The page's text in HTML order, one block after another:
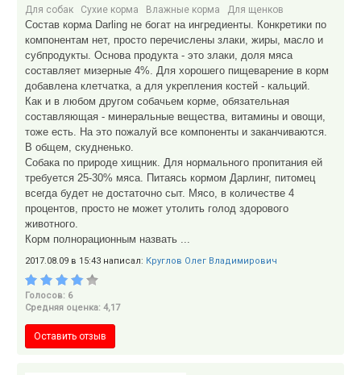
Для собак Сухие корма Влажные корма Для щенков
Состав корма Darling не богат на ингредиенты. Конкретики по
компонентам нет, просто перечислены злаки, жиры, масло и
субпродукты. Основа продукта - это злаки, доля мяса
составляет мизерные 4%. Для хорошего пищеварение в корм
добавлена клетчатка, а для укрепления костей - кальций.
Как и в любом другом собачьем корме, обязательная
составляющая - минеральные вещества, витамины и овощи,
тоже есть. На это пожалуй все компоненты и заканчиваются.
В общем, скудненько.
Собака по природе хищник. Для нормального пропитания ей
требуется 25-30% мяса. Питаясь кормом Дарлинг, питомец
всегда будет не достаточно сыт. Мясо, в количестве 4
процентов, просто не может утолить голод здорового
животного.
Корм полнорационным назвать ...
2017.08.09 в 15:43 написал: Круглов Олег Владимирович
Голосов: 6
Средняя оценка: 4,17
Оставить отзыв